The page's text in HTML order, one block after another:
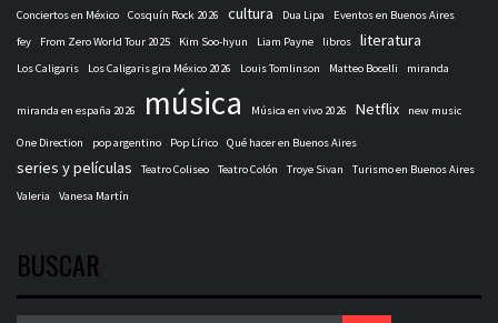
Conciertos en México Cosquín Rock 2026 cultura Dua Lipa
Eventos en Buenos Aires
fey
From Zero World Tour 2025 Kim Soo-hyun Liam Payne libros literatura
Los Caligaris Los Caligaris gira México 2026 Louis Tomlinson Matteo Bocelli miranda
miranda en españa 2026 música Música en vivo 2026 Netflix new music
One Direction pop argentino Pop Lírico Qué hacer en Buenos Aires
series y películas Teatro Coliseo Teatro Colón Troye Sivan
Turismo en Buenos Aires
Valeria
Vanesa Martín
BUSCAR